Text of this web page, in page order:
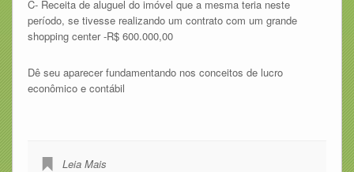
C- Receita de aluguel do imóvel que a mesma teria neste
período, se tivesse realizando um contrato com um grande
shopping center -R$ 600.000,00
Dê seu aparecer fundamentando nos conceitos de lucro
econômico e contábil
Leia Mais